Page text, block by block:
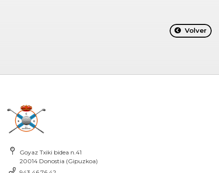
Volver
Goyaz Txiki bidea n.41
20014 Donostia (Gipuzkoa)